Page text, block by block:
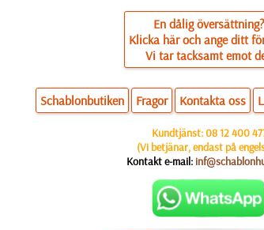
En dålig översättning?
Klicka här och ange ditt
Vi tar tacksamt emot
Schablonbutiken Fragor Kontakta oss
Kundtjänst:08 12 400
(Vi betjänar, endast på
Kontakt e-mail: